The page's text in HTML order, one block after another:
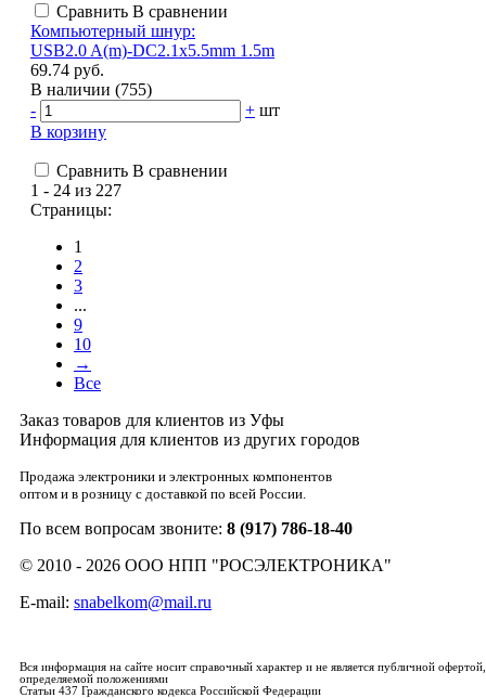
Сравнить В сравнении
Компьютерный шнур:
USB2.0 A(m)-DC2.1x5.5mm 1.5m
69.74 руб.
В наличии (755)
-
+ шт
В корзину
Сравнить В сравнении
1 - 24 из 227
Страницы:
1
2
3
...
9
10
→
Все
Заказ товаров для клиентов из Уфы
Информация для клиентов из других городов
Продажа электроники и электронных компонентов
оптом и в розницу с доставкой по всей России.
По всем вопросам звоните: 8 (917) 786-18-40
© 2010 - 2026 ООО НПП "РОСЭЛЕКТРОНИКА"
E-mail: snabelkom@mail.ru
Вся информация на сайте носит справочный характер и не является публичной офертой,
определяемой положениями
Статьи 437 Гражданского кодекса Российской Федерации